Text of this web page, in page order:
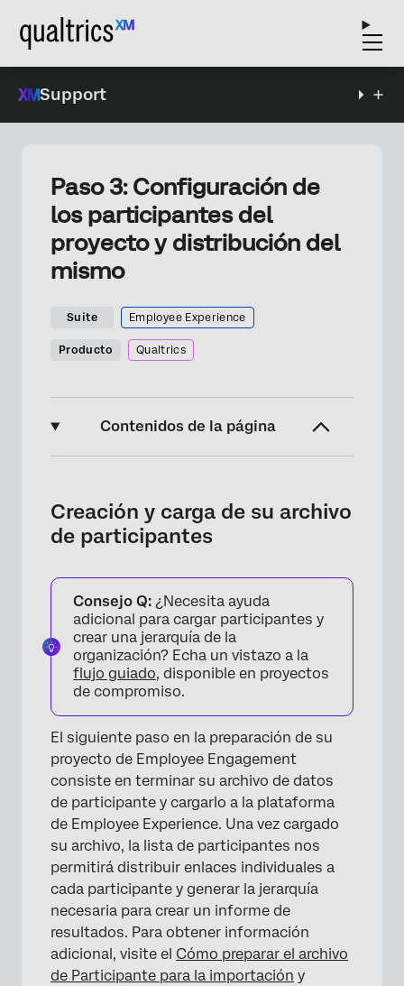
Support
Paso 3: Configuración de
los participantes del
proyecto y distribución del
mismo
Suite Employee Experience
Producto Qualtrics
Contenidos de la página
Elija su método de Distribución de Encuesta
recordatorios
Preguntas frequentes
Creación y carga de su archivo
de participantes
Consejo Q: ¿Necesita ayuda
adicional para cargar participantes y
crear una jerarquía de la
organización? Echa un vistazo a la
flujo guiado, disponible en proyectos
de compromiso.
El siguiente paso en la preparación de su
proyecto de Employee Engagement
consiste en terminar su archivo de datos
de participante y cargarlo a la plataforma
de Employee Experience. Una vez cargado
su archivo, la lista de participantes nos
permitirá distribuir enlaces individuales a
cada participante y generar la jerarquía
necesaria para crear un informe de
resultados. Para obtener información
adicional, visite el Cómo preparar el archivo
de Participante para la importación y